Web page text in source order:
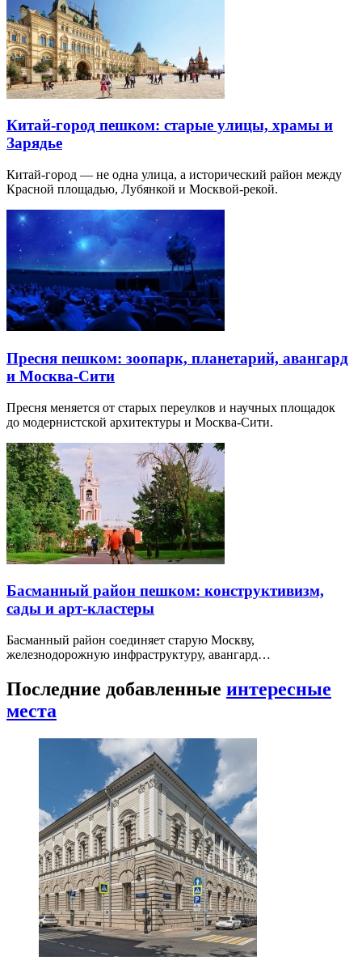
Китай-город пешком: старые улицы, храмы и
Зарядье
Китай-город — не одна улица, а исторический район между
Красной площадью, Лубянкой и Москвой-рекой.
Пресня пешком: зоопарк, планетарий, авангард
и Москва-Сити
Пресня меняется от старых переулков и научных площадок
до модернистской архитектуры и Москва-Сити.
Басманный район пешком: конструктивизм,
сады и арт-кластеры
Басманный район соединяет старую Москву,
железнодорожную инфраструктуру, авангард…
Последние добавленные интересные
места